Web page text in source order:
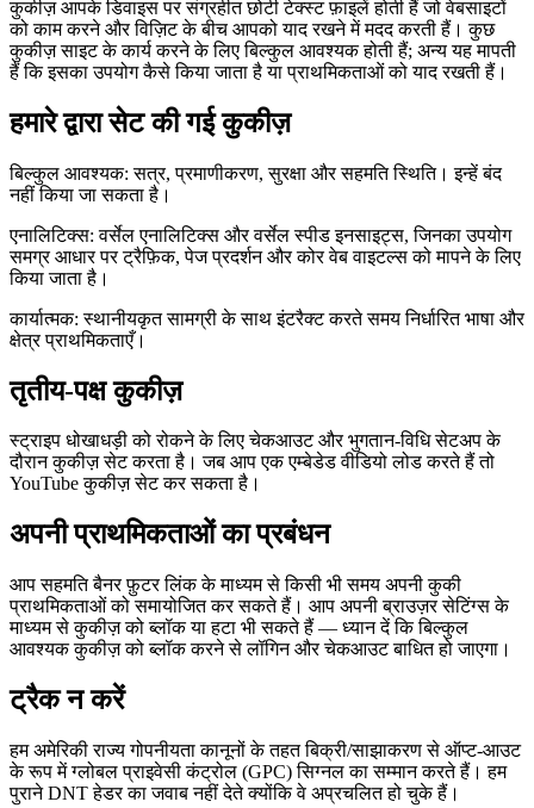
Solutions
पुनर्विक्रेताओं के लिए Launch and monetize a branded POS
Use Cases
कियोस्कSelf-service flows हैंडहेल्ड चेकआउटCheckout anywhere
on the floor
Resources
नोट्सWhat's new in our latest release
सर्वर
कुकीज़ आपके डिवाइस पर संग्रहीत छोटी टेक्स्ट फ़ाइलें होती हैं जो वेबसाइटों
को काम करने और विज़िट के बीच आपको याद रखने में मदद करती हैं। कुछ
कुकीज़ साइट के कार्य करने के लिए बिल्कुल आवश्यक होती हैं; अन्य यह मापती
हैं कि इसका उपयोग कैसे किया जाता है या प्राथमिकताओं को याद रखती हैं।
हमारे द्वारा सेट की गई कुकीज़
बिल्कुल आवश्यक: सत्र, प्रमाणीकरण, सुरक्षा और सहमति स्थिति। इन्हें बंद
नहीं किया जा सकता है।
एनालिटिक्स: वर्सेल एनालिटिक्स और वर्सेल स्पीड इनसाइट्स, जिनका उपयोग
समग्र आधार पर ट्रैफ़िक, पेज प्रदर्शन और कोर वेब वाइटल्स को मापने के लिए
किया जाता है।
कार्यात्मक: स्थानीयकृत सामग्री के साथ इंटरैक्ट करते समय निर्धारित भाषा और
क्षेत्र प्राथमिकताएँ।
तृतीय-पक्ष कुकीज़
स्ट्राइप धोखाधड़ी को रोकने के लिए चेकआउट और भुगतान-विधि सेटअप के
दौरान कुकीज़ सेट करता है। जब आप एक एम्बेडेड वीडियो लोड करते हैं तो
YouTube कुकीज़ सेट कर सकता है।
अपनी प्राथमिकताओं का प्रबंधन
आप सहमति बैनर फ़ुटर लिंक के माध्यम से किसी भी समय अपनी कुकी
प्राथमिकताओं को समायोजित कर सकते हैं। आप अपनी ब्राउज़र सेटिंग्स के
माध्यम से कुकीज़ को ब्लॉक या हटा भी सकते हैं — ध्यान दें कि बिल्कुल
आवश्यक कुकीज़ को ब्लॉक करने से लॉगिन और चेकआउट बाधित हो जाएगा।
ट्रैक न करें
हम अमेरिकी राज्य गोपनीयता कानूनों के तहत बिक्री/साझाकरण से ऑप्ट-आउट
के रूप में ग्लोबल प्राइवेसी कंट्रोल (GPC) सिग्नल का सम्मान करते हैं। हम
पुराने DNT हेडर का जवाब नहीं देते क्योंकि वे अप्रचलित हो चुके हैं।